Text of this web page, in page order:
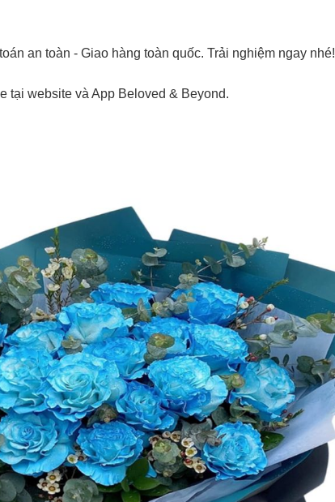
an toàn - Giao hàng toàn quốc. Trải nghiệm ngay nhé!
tại website và App Beloved & Beyond.